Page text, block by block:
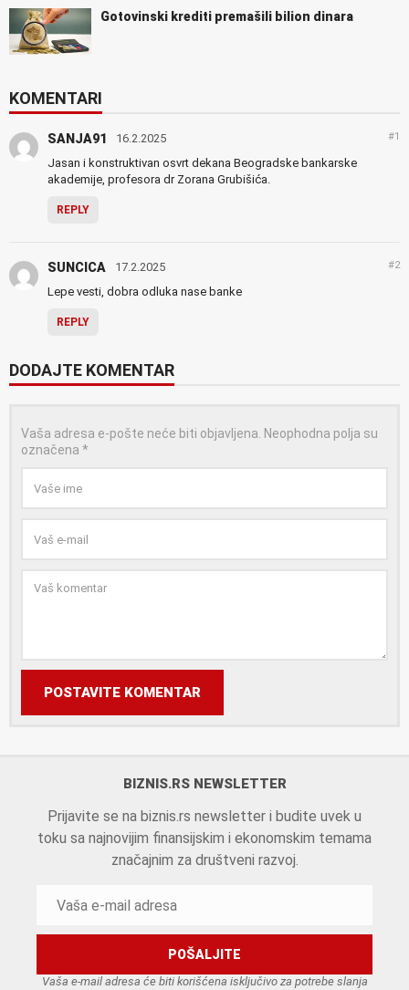
Gotovinski krediti premašili bilion dinara
KOMENTARI
SANJA91 16.2.2025 #1
Jasan i konstruktivan osvrt dekana Beogradske bankarske
akademije, profesora dr Zorana Grubišića.
REPLY
SUNCICA 17.2.2025 #2
Lepe vesti, dobra odluka nase banke
REPLY
DODAJTE KOMENTAR
Vaša adresa e-pošte neće biti objavljena. Neophodna polja su
označena *
POSTAVITE KOMENTAR
BIZNIS.RS NEWSLETTER
Prijavite se na biznis.rs newsletter i budite uvek u
toku sa najnovijim finansijskim i ekonomskim temama
značajnim za društveni razvoj.
Vaša e-mail adresa će biti korišćena isključivo za potrebe slanja